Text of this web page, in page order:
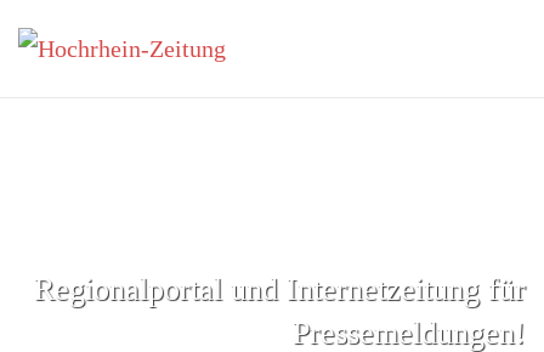
Zum Hauptinhalt springen
Regionalportal und Internetzeitung für
Pressemeldungen!